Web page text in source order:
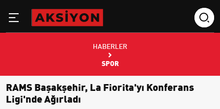
HABERLER
SPOR
RAMS Başakşehir, La Fiorita'yı Konferans
Ligi'nde Ağırladı